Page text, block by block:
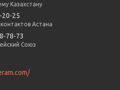
Казахстану
20-25
Астана
78-73
Союз